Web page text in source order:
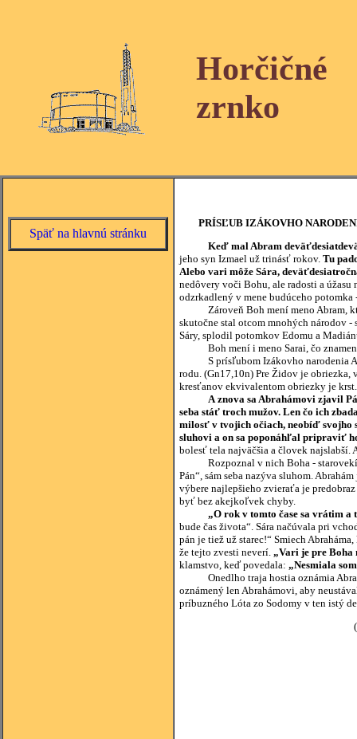
Horčičné
zrnko
Späť na hlavnú stránku
PRÍSĽUB IZÁKOVHO
Keď mal Abram
jeho syn Izmael už trinásť rokov. Tu
Alebo vari môže Sára,
nedôvery voči Bohu, ale radosti a
odzrkadlený v mene budúceho potomka
Zároveň Boh mení meno Abram,
skutočne stal otcom mnohých národov
Sáry, splodil potomkov Edomu a
Boh mení i meno Sarai, čo znamená
S prísľubom Izákovho narodenia
rodu. (Gn17,10n) Pre Židov je
kresťanov ekvivalentom obriezky je krst.
A znova sa Abrahámovi zjavil
seba stáť troch mužov. Len čo ich
milosť v tvojich očiach, neobíď svojho
sluhovi a on sa poponáhľal pripraviť
bolesť tela najväčšia a človek najslabší.
Rozpoznal v nich Boha - starovekí
Pán“, sám seba nazýva sluhom.
výbere najlepšieho zvieraťa je
byť bez akejkoľvek chyby.
„O rok v tomto čase sa vrátim a
bude čas života“. Sára načúvala pri
pán je tiež už starec!“ Smiech
že tejto zvesti neverí. „Vari je pre Boha
klamstvo, keď povedala: „Nesmiala
Onedlho traja hostia oznámia
oznámený len Abrahámovi, aby
príbuzného Lóta zo Sodomy v ten istý
(zdroj: Komentár k